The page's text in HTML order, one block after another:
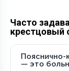
Часто
крестцовый
Пояснично-
— это